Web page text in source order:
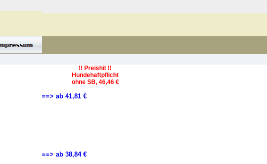
==> ab 41,81 €
==> ab 38,84 €
!! Preishit !!
Hundehaftpflicht
ohne SB, 46,46 €